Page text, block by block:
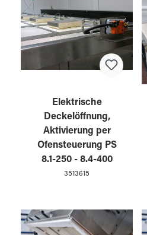
Elektrische
Deckelöffnung,
Aktivierung per
Ofensteuerung PS
8.1-250 - 8.4-400
3513615